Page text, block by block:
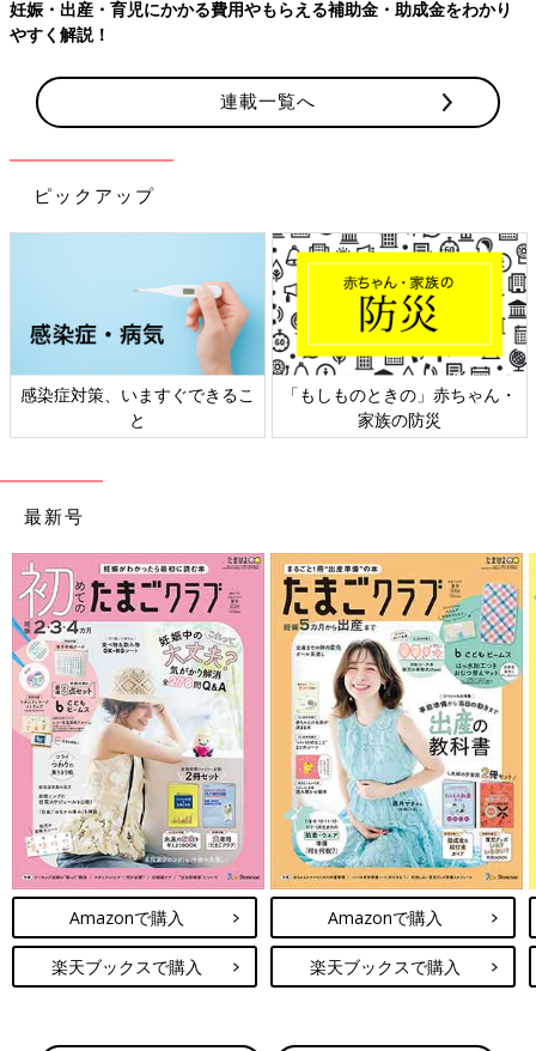
娠・出産・育児にかかる費用やもらえる補助金・助成金をわかり
すく解説！
連載一覧へ
ピックアップ
感染症対策、いますぐできるこ
と
「もしものときの」赤ちゃん・
家族の防災
最新号
Amazonで購入
楽天ブックスで購入
Amazonで購入
楽天ブックスで購入